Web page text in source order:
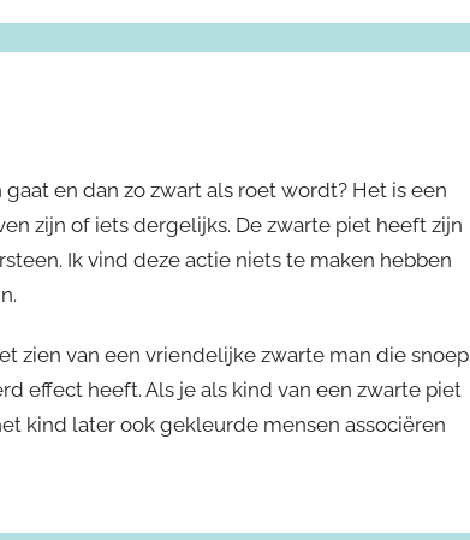
en dan zo zwart als roet wordt? Het is een
zijn of iets dergelijks. De zwarte piet heeft zijn
Ik vind deze actie niets te maken hebben
zien van een vriendelijke zwarte man die snoep
effect heeft. Als je als kind van een zwarte piet
kind later ook gekleurde mensen associëren